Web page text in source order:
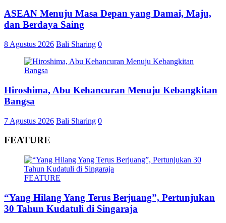
ASEAN Menuju Masa Depan yang Damai, Maju,
dan Berdaya Saing
8 Agustus 2026 Bali Sharing 0
Hiroshima, Abu Kehancuran Menuju Kebangkitan
Bangsa
7 Agustus 2026 Bali Sharing 0
FEATURE
FEATURE
“Yang Hilang Yang Terus Berjuang”, Pertunjukan
30 Tahun Kudatuli di Singaraja